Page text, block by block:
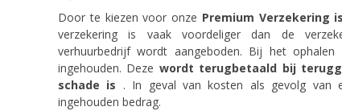
Door te kiezen voor onze Premium Verzekering
verzekering is vaak voordeliger dan de
verhuurbedrijf wordt aangeboden. Bij het
ingehouden. Deze wordt terugbetaald bij
schade is . In geval van kosten als gevolg van
ingehouden bedrag.